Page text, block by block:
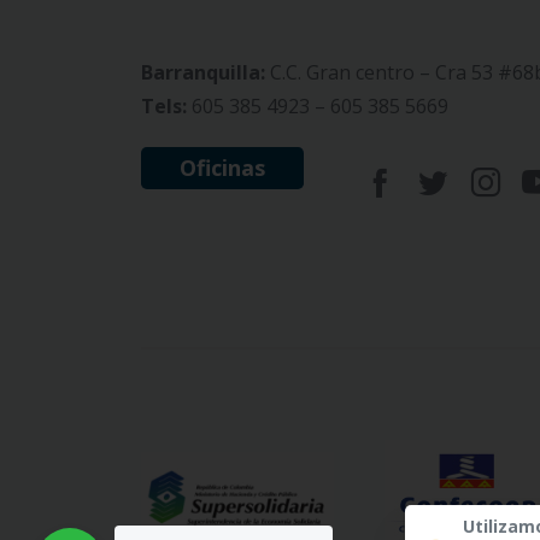
Barranquilla: C.C. Gran centro – Cra 53
Tels: 605 385 4923 – 605 385 5669
Oficinas